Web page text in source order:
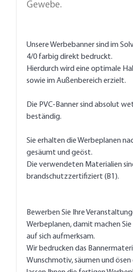
Gewebe.
Unsere Werbebanner sind im
4/0 farbig direkt bedruckt.
Hierdurch wird eine optimale
sowie im Außenbereich erzielt.
Die PVC-Banner sind absolut
beständig.
Sie erhalten die Werbeplanen
gesäumt und geöst.
Die verwendeten Materialien
brandschutzzertifiziert (B1).
Bewerben Sie Ihre
Werbeplanen, damit machen
auf sich aufmerksam.
Wir bedrucken das
Wunschmotiv, säumen und ösen